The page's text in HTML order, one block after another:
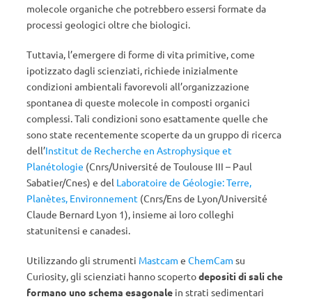
molecole organiche che potrebbero essersi formate da
processi geologici oltre che biologici.
Tuttavia, l’emergere di forme di vita primitive, come
ipotizzato dagli scienziati, richiede inizialmente
condizioni ambientali favorevoli all’organizzazione
spontanea di queste molecole in composti organici
complessi. Tali condizioni sono esattamente quelle che
sono state recentemente scoperte da un gruppo di ricerca
dell’Institut de Recherche en Astrophysique et
Planétologie (Cnrs/Université de Toulouse III – Paul
Sabatier/Cnes) e del Laboratoire de Géologie: Terre,
Planètes, Environnement (Cnrs/Ens de Lyon/Université
Claude Bernard Lyon 1), insieme ai loro colleghi
statunitensi e canadesi.
Utilizzando gli strumenti Mastcam e ChemCam su
Curiosity, gli scienziati hanno scopertodepositi di sali che
formano uno schema esagonale in strati sedimentari